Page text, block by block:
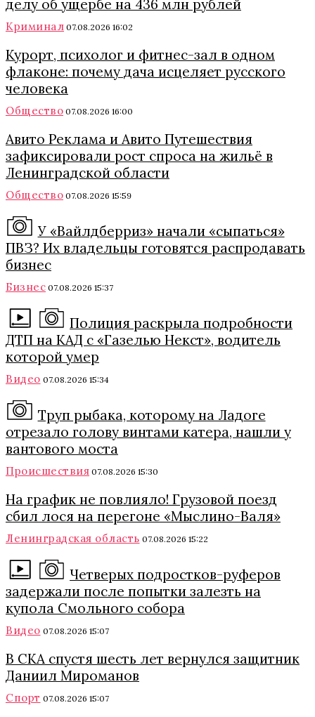
делу об ущербе на 436 млн рублей
Криминал 07.08.2026 16:02
Курорт, психолог и фитнес-зал в одном
флаконе: почему дача исцеляет русского
человека
Общество 07.08.2026 16:00
Авито Реклама и Авито Путешествия
зафиксировали рост спроса на жильё в
Ленинградской области
Общество 07.08.2026 15:59
У «Вайлдберриз» начали «сыпаться»
ПВЗ? Их владельцы готовятся распродавать
бизнес
Бизнес 07.08.2026 15:37
Полиция раскрыла подробности
ДТП на КАД с «Газелью Некст», водитель
которой умер
Видео 07.08.2026 15:34
Труп рыбака, которому на Ладоге
отрезало голову винтами катера, нашли у
вантового моста
Происшествия 07.08.2026 15:30
На график не повлияло! Грузовой поезд
сбил лося на перегоне «Мыслино-Валя»
Ленинградская область 07.08.2026 15:22
Четверых подростков-руферов
задержали после попытки залезть на
купола Смольного собора
Видео 07.08.2026 15:07
В СКА спустя шесть лет вернулся защитник
Даниил Мироманов
Спорт 07.08.2026 15:07